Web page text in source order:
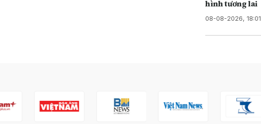
hình tương lai
08-08-2026, 18:01